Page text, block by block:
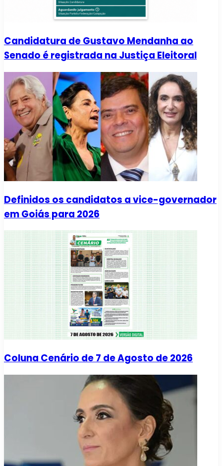
Candidatura de Gustavo Mendanha ao
Senado é registrada na Justiça Eleitoral
Definidos os candidatos a vice-governador
em Goiás para 2026
Coluna Cenário de 7 de Agosto de 2026